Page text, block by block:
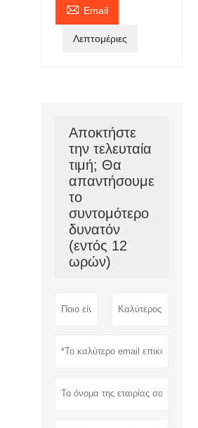
 Email
Λεπτομέριες
Αποκτήστε
την τελευταία
τιμή; Θα
απαντήσουμε
το
συντομότερο
δυνατόν
(εντός 12
ωρών)